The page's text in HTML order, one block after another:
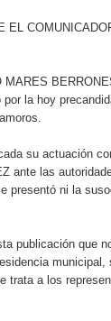
EL
MARES
la hoy
su actuación
ante las
presentó ni la
publicación que
municipal,
trata a los